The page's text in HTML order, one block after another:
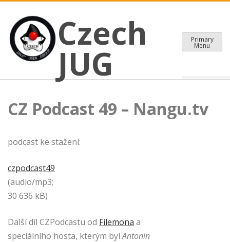
content
Czech JUG
CZECH JAVA USER GROUP
Czech
JUG
Primary
Menu
CZ Podcast 49 – Nangu.tv
podcast ke stažení:
czpodcast49
(audio/mp3;
30 636 kB)
Další díl CZPodcastu od Filemona a
speciálního hosta, kterým bylAntonín